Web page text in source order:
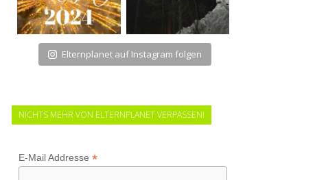
Elternplanet auf Instagram folgen
NICHTS MEHR VON ELTERNPLANET VERPASSEN!
E-Mail Addresse *